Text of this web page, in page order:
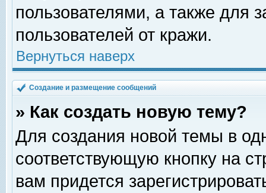
пользователями, а также для
пользователей от кражи.
Вернуться наверх
Создание и размещение сообщений
» Как создать новую тему?
Для создания новой темы в
соответствующую кнопку на
вам придется